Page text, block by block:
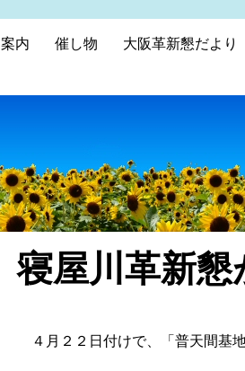
案内 催し物 大阪革新懇だより
寝屋川革新
４月２２日付けで、「普天間基